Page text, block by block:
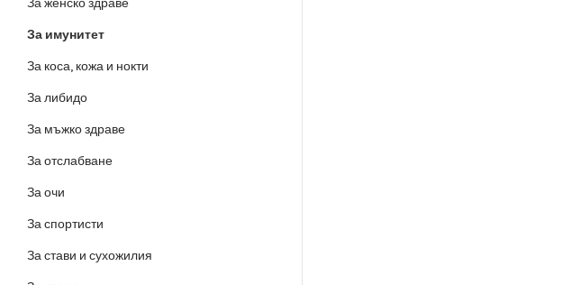
За женско здраве
За имунитет
За коса, кожа и нокти
За либидо
За мъжко здраве
За отслабване
За очи
За спортисти
За стави и сухожилия